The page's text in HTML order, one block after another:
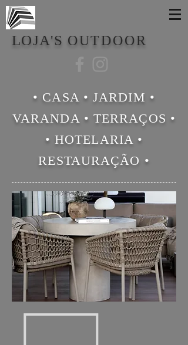
LOJA'S OUTDOOR
• CASA • JARDIM •
VARANDA • TERRAÇOS •
• HOTELARIA •
RESTAURAÇÃO •